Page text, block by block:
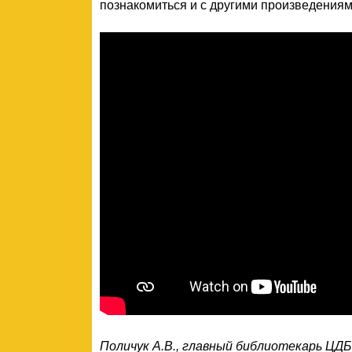
познакомиться и с другими
Поличук А.В., главный библиотекарь ЦДБ